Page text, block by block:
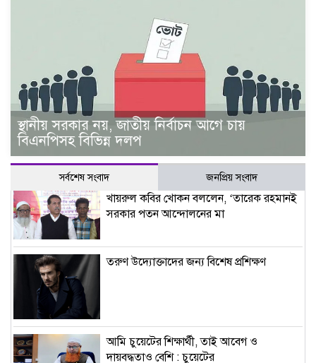
স্থানীয় সরকার নয়, জাতীয় নির্বাচন আগে চায়
বিএনপিসহ বিভিন্ন দলপ
সর্বশেষ সংবাদ জনপ্রিয় সংবাদ
খায়রুল কবির খোকন বললেন, ‘তারেক রহমানই
সরকার পতন আন্দোলনের মা
তরুণ উদ্যোক্তাদের জন্য বিশেষ প্রশিক্ষণ
আমি চুয়েটের শিক্ষার্থী, তাই আবেগ ও
দায়বদ্ধতাও বেশি : চুয়েটের